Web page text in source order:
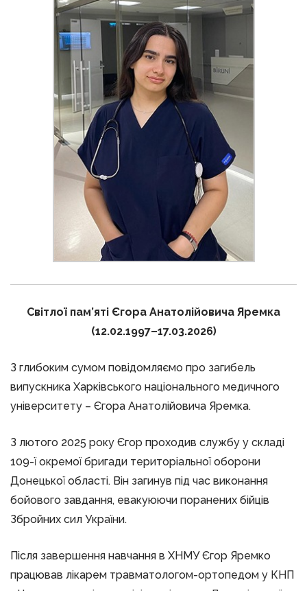
Світлої пам’яті Єгора Анатолійовича Яремка
(12.02.1997–17.03.2026)
З глибоким сумом повідомляємо про загибель
випускника Харківського національного медичного
університету – Єгора Анатолійовича Яремка.
З лютого 2025 року Єгор проходив службу у складі
109-ї окремої бригади територіальної оборони
Донецької області. Він загинув під час виконання
бойового завдання, евакуюючи поранених бійців
Збройних сил України.
Після завершення навчання в ХНМУ Єгор Яремко
працював лікарем травматологом-ортопедом у КНП